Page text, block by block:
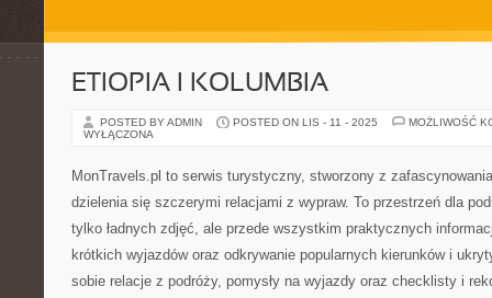
ETIOPIA I KOLUMBIA
POSTED BY ADMIN POSTED ON LIS - 11 - 2025
MOŻLIWOŚĆ
WYŁĄCZONA
MonTravels.pl to serwis turystyczny, stworzony z
dzielenia się szczerymi relacjami z wypraw. To przestrzeń dla
tylko ładnych zdjęć, ale przede wszystkim praktycznych
krótkich wyjazdów oraz odkrywanie popularnych kierunków i
sobie relacje z podróży, pomysły na wyjazdy oraz checklisty i